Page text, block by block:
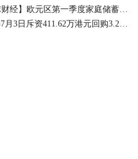
今日看点:【环球财经】欧元区第一季度家庭储蓄率环比持稳 投资率微降
创科实业(00669)7月3日斥资411.62万港元回购3.2万股